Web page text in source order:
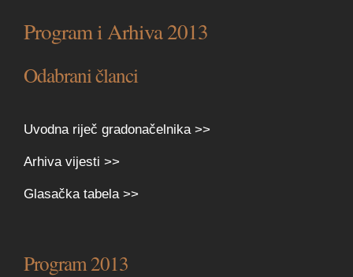
Program i Arhiva 2013
Odabrani članci
Uvodna riječ gradonačelnika >>
Arhiva vijesti >>
Glasačka tabela >>
Program 2013